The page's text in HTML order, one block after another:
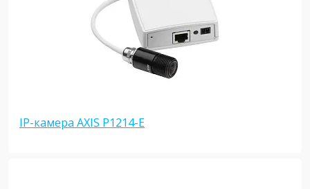
IP-камера AXIS P1214-E